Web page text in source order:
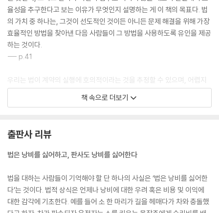
율성을 추구한다고 보는 이유가 무엇인지 설명하는 게 이 책의 목표다. 법
의 가치 중 하나는, 그것이 선도적인 것이든 아니든 문제 해결을 위해 가장
효율적인 방법을 찾아낸 다음 사람들이 그 방법을 사용하도록 유인을 제공
하는 것이다.
--- p.41
우리는 법이 계약의 실행에 호의적이라는 것을 추정할 수 있으며, 어렵지
않게 그 이유를 이해할 수 있다. 우리는 두 당사자가 각자 의사에 따라 스스
로를 더 이롭게 함으로써 자원이 더욱 가치 있게 사용될 기회가 낭비되는
낭비를 옹호하는 사람은 아무도 없다. 낭비가 발생했을 때 우리는 일반적
으로 계약에서 벗어난 것으로 간주할 수 있다.
--- p.45
한계적 사고의 핵심은 모든 사람이 아니라 현재 새 차 구입에 적극적이지
않은 어떤 사람들은 대안을 선택할 거라는 데 있다. 대안 선택은 그들 자신
책 속으로 더보기
출판사 리뷰
법은 낭비를 싫어하고, 판사도 낭비를 싫어한다
법을 대하는 사람들이 기억해야 할 단 하나의 사실은 ‘법은 낭비를 싫어한
다’는 것이다. 법적 상식은 언제나 낭비에 대한 우려 혹은 비용 및 이익에
대한 감각에 기초한다. 예를 들어 소 한 마리가 길을 헤매다가 차와 충돌했